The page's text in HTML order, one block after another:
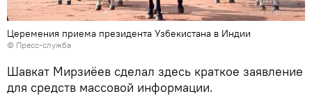
Церемения приема президента Узбекистана в Индии
© Пресс-служба
Шавкат Мирзиёев сделал здесь краткое заявление
для средств массовой информации.